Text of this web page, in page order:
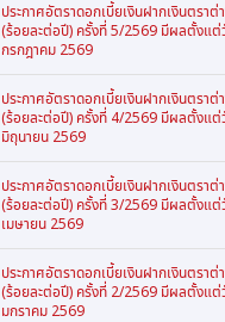
ประกาศอัตราดอกเบี้ยเงินฝากเงินตราต่
(ร้อยละต่อปี) ครั้งที่ 5/2569 มีผลตั้งแต่
กรกฎาคม 2569
ประกาศอัตราดอกเบี้ยเงินฝากเงินตราต่
(ร้อยละต่อปี) ครั้งที่ 4/2569 มีผลตั้งแต่
มิถุนายน 2569
ประกาศอัตราดอกเบี้ยเงินฝากเงินตราต่
(ร้อยละต่อปี) ครั้งที่ 3/2569 มีผลตั้งแต่
เมษายน 2569
ประกาศอัตราดอกเบี้ยเงินฝากเงินตราต่
(ร้อยละต่อปี) ครั้งที่ 2/2569 มีผลตั้งแต่
มกราคม 2569